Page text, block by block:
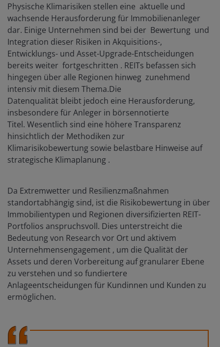
Physische Klimarisiken stellen eine aktuelle und
wachsende Herausforderung für Immobilienanleger
dar. Einige Unternehmen sind bei der Bewertung und
Integration dieser Risiken in Akquisitions-,
Entwicklungs- und Asset-Upgrade-Entscheidungen
bereits weiter fortgeschritten . REITs befassen sich
hingegen über alle Regionen hinweg zunehmend
intensiv mit diesem Thema.Die
Datenqualität bleibt jedoch eine Herausforderung,
insbesondere für Anleger in börsennotierte
Titel. Wesentlich sind eine höhere Transparenz
hinsichtlich der Methodiken zur
Klimarisikobewertung sowie belastbare Hinweise auf
strategische Klimaplanung .
Da Extremwetter und Resilienzmaßnahmen
standortabhängig sind, ist die Risikobewertung in über
Immobilientypen und Regionen diversifizierten REIT-
Portfolios anspruchsvoll. Dies unterstreicht die
Bedeutung von Research vor Ort und aktivem
Unternehmensengagement , um die Qualität der
Assets und deren Vorbereitung auf granularer Ebene
zu verstehen und so fundiertere
Anlageentscheidungen für Kundinnen und Kunden zu
ermöglichen.